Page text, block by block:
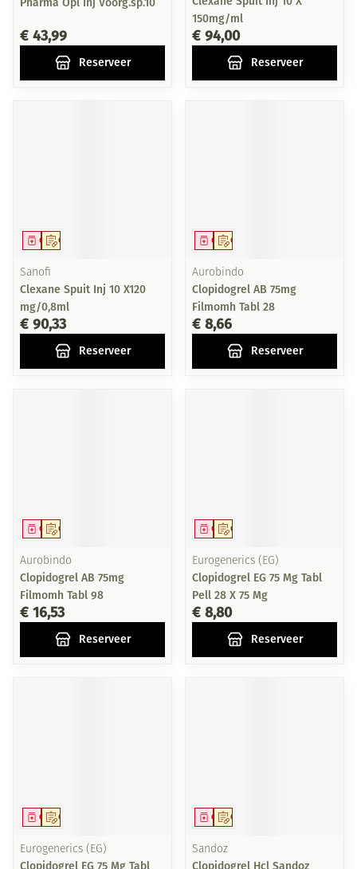
Pharma Opl Inj Voorg.sp.10
€ 43,99
Reserveer
150mg/ml
€ 94,00
Reserveer
Op voorschrift
Geneesmiddel
Sanofi
Clexane Spuit Inj 10 X120
mg/0,8ml
€ 90,33
Reserveer
Op voorschrift
Geneesmiddel
Aurobindo
Clopidogrel AB 75mg
Filmomh Tabl 28
€ 8,66
Reserveer
Op voorschrift
Geneesmiddel
Aurobindo
Clopidogrel AB 75mg
Filmomh Tabl 98
€ 16,53
Reserveer
Op voorschrift
Geneesmiddel
Eurogenerics (EG)
Clopidogrel EG 75 Mg Tabl
Pell 28 X 75 Mg
€ 8,80
Reserveer
Op voorschrift
Geneesmiddel
Eurogenerics (EG)
Clopidogrel EG 75 Mg Tabl
Op voorschrift
Geneesmiddel
Sandoz
Clopidogrel Hcl Sandoz